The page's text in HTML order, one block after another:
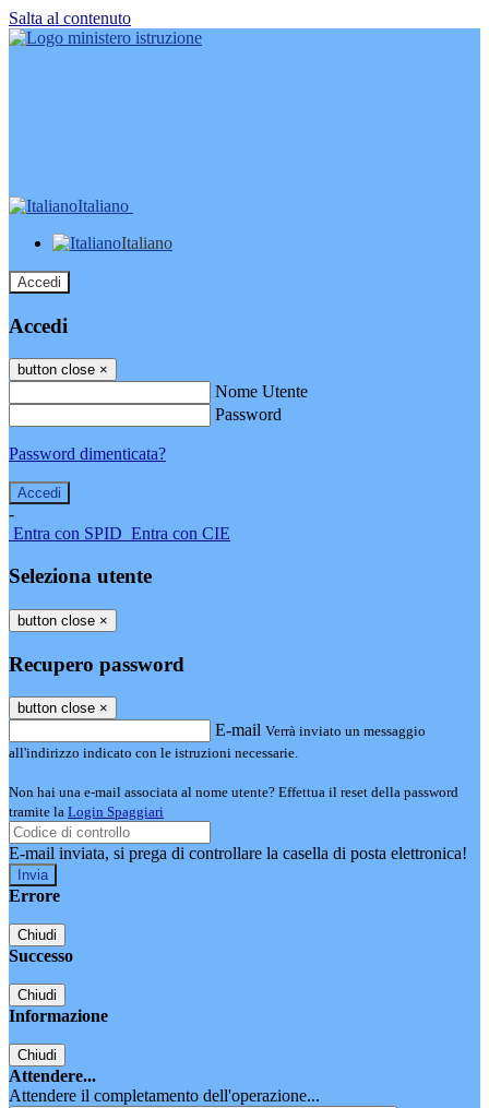
Salta al contenuto
Italiano
Italiano
Accedi
Accedi
button close ×
Nome Utente
Password
Password dimenticata?
-
Entra con SPID Entra con CIE
Seleziona utente
button close ×
Recupero password
button close ×
E-mail Verrà inviato un messaggio
all'indirizzo indicato con le istruzioni necessarie.
Non hai una e-mail associata al nome utente? Effettua il reset della password
tramite la Login Spaggiari
E-mail inviata, si prega di controllare la casella di posta elettronica!
Errore
Chiudi
Successo
Chiudi
Informazione
Chiudi
Attendere...
Attendere il completamento dell'operazione...